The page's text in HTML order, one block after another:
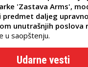
'Zastava Arms',
predmet daljeg
unutrašnjih poslova
u saopštenju.
Udarne vesti